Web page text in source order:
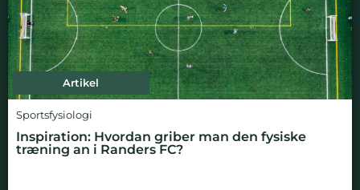
Artikel
Sportsfysiologi
Inspiration: Hvordan griber man den fysiske
træning an i Randers FC?